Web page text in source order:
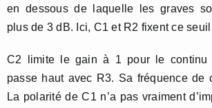
en dessous de laquelle les graves
plus de 3 dB. Ici, C1 et R2 fixent ce
C2 limite le gain à 1 pour le continu
passe haut avec R3. Sa fréquence de
La polarité de C1 n’a pas vraiment